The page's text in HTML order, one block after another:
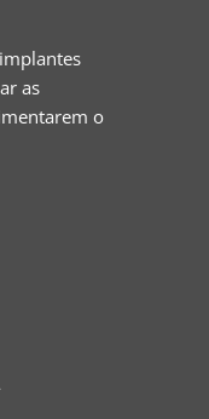
as
o